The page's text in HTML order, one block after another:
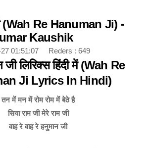
(Wah Re Hanuman Ji) -
Kaushik
27 01:51:07 Reders : 649
जी लिरिक्स हिंदी में (Wah Re
Ji Lyrics In Hindi)
तन में मन में रोम रोम में बेठे है
सिया राम जी मेरे राम जी
वाह रे वाह रे हनुमान जी